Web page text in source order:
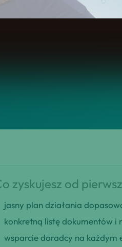
zyskujesz od
jasny plan działania
konkretną listę dokumentów i
wsparcie doradcy na każdym